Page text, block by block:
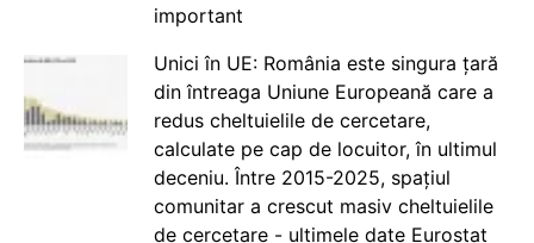
important
Unici în UE: România este singura țară
din întreaga Uniune Europeană care a
redus cheltuielile de cercetare,
calculate pe cap de locuitor, în ultimul
deceniu. Între 2015-2025, spațiul
comunitar a crescut masiv cheltuielile
de cercetare - ultimele date Eurostat